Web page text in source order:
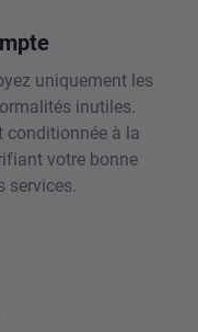
uniquement les
inutiles.
conditionnée à la
votre bonne
services.